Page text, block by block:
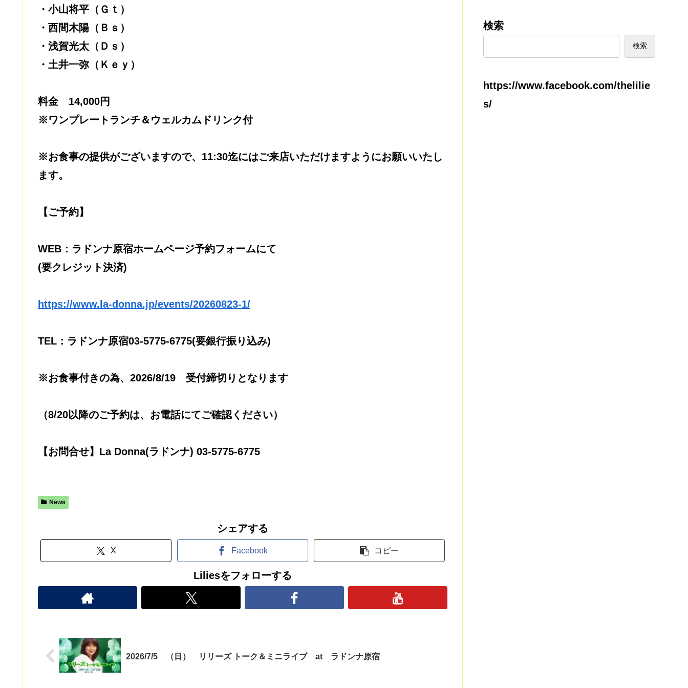
・小山将平（Ｇｔ）
・西間木陽（Ｂｓ）
・浅賀光太（Ｄｓ）
・土井一弥（Ｋｅｙ）
料金 14,000円
※ワンプレートランチ＆ウェルカムドリンク付
※お食事の提供がございますので、11:30迄にはご来店いただけますようにお願いいたし
ます。
【ご予約】
WEB：ラドンナ原宿ホームページ予約フォームにて
(要クレジット決済)
https://www.la-donna.jp/events/20260823-1/
TEL：ラドンナ原宿03-5775-6775(要銀行振り込み)
※お食事付きの為、2026/8/19 受付締切りとなります
（8/20以降のご予約は、お電話にてご確認ください）
【お問合せ】La Donna(ラドンナ) 03-5775-6775
News
シェアする
X Facebook コピー
Liliesをフォローする
2026/7/5 （日） リリーズ トーク＆ミニライブ at ラドンナ原宿
検索
検索
https://www.facebook.com/thelilie
s/